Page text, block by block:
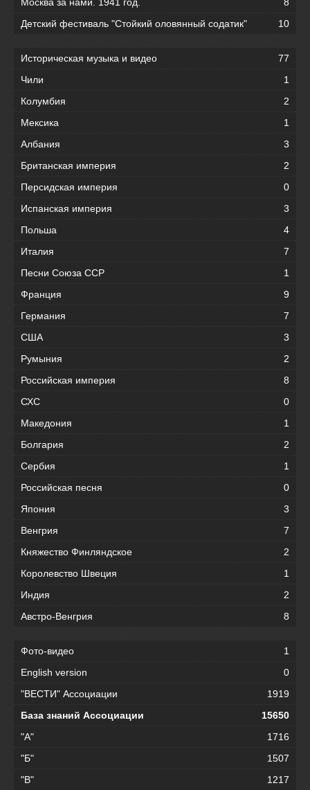
Детский фестиваль "Стойкий оловянный содатик"
10
Историческая музыка и видео
77
Чили
1
Колумбия
2
Мексика
1
Албания
3
Британская империя
2
Персидская империя
0
Испанская империя
3
Польша
4
Италия
7
Песни Союза ССР
1
Франция
9
Германия
7
США
3
Румыния
2
Российская империя
8
СХС
0
Македония
1
Болгария
2
Сербия
1
Российская песня
0
Япония
3
Венгрия
7
Княжество Финляндское
2
Королевство Швеция
1
Индия
2
Австро-Венгрия
8
Фото-видео
1
English version
0
"ВЕСТИ" Ассоциации
1919
База знаний Ассоциации
15650
"А"
1716
"Б"
1507
"В"
1217